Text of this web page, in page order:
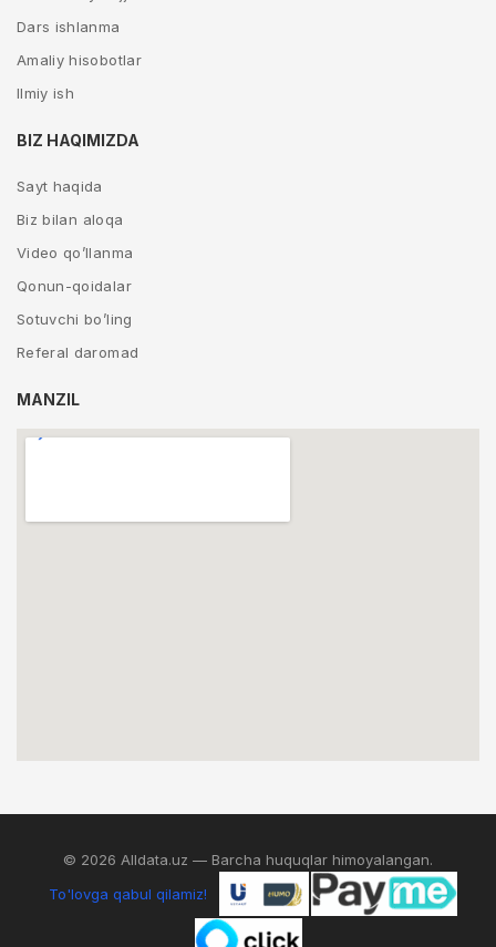
Dars ishlanma
Amaliy hisobotlar
Ilmiy ish
BIZ HAQIMIZDA
Sayt haqida
Biz bilan aloqa
Video qo’llanma
Qonun-qoidalar
Sotuvchi bo’ling
Referal daromad
MANZIL
© 2026 Alldata.uz — Barcha huquqlar himoyalangan.
To'lovga qabul qilamiz!